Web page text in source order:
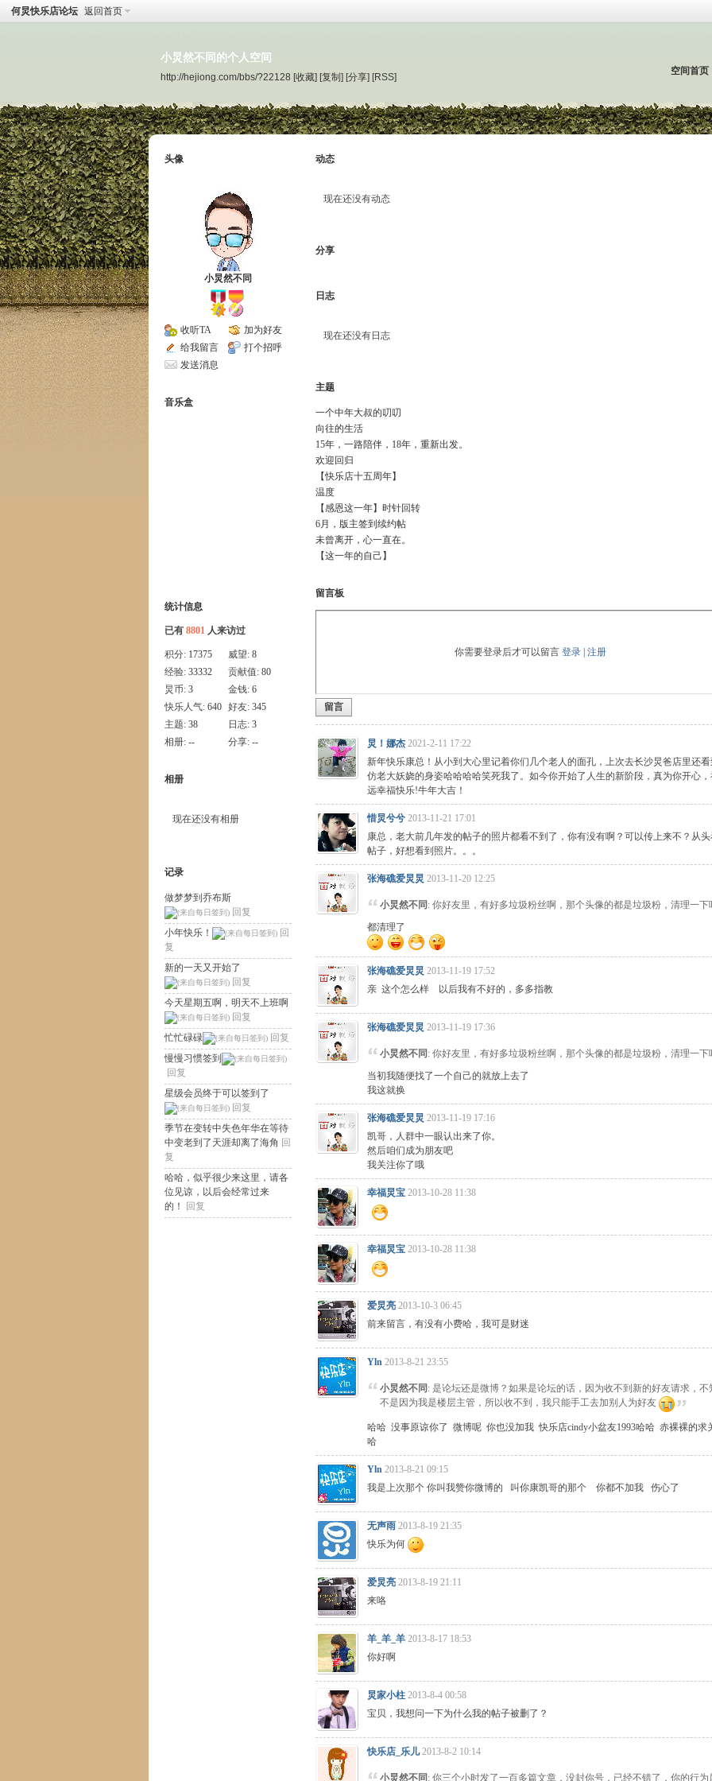
何炅快乐店论坛 返回首页
小炅然不同的个人空间
http://hejiong.com/bbs/?22128 [收藏] [复制] [分享] [RSS]
空间首页
头像
小炅然不同
收听TA
加为好友
给我留言
打个招呼
发送消息
音乐盒
统计信息
已有 8801 人来访过
积分: 17375 威望: 8
经验: 33332 贡献值: 80
炅币: 3 金钱: 6
快乐人气: 640 好友: 345
主题: 38 日志: 3
相册: -- 分享: --
相册
现在还没有相册
记录
做梦梦到乔布斯
回复
小年快乐！
回
复
新的一天又开始了
回复
今天星期五啊，明天不上班啊
回复
忙忙碌碌
回复
慢慢习惯签到
回复
星级会员终于可以签到了
回复
季节在变转中失色年华在等待
中变老到了天涯却离了海角 回
复
哈哈，似乎很少来这里，请各
位见谅，以后会经常过来
的！
回复
动态
现在还没有动态
分享
日志
现在还没有日志
主题
一个中年大叔的叨叨
向往的生活
15年，一路陪伴，18年，重新出发。
欢迎回归
【快乐店十五周年】
温度
【感恩这一年】时针回转
6月，版主签到续约帖
未曾离开，心一直在。
【这一年的自己】
留言板
你需要登录后才可以留言 登录| 注册
留言
炅！娜杰 2021-2-11 17:22
新年快乐康总！从小到大心里记着你们几个老人的面孔，上次去长沙炅爸店里还
仿老大妖娆的身姿哈哈哈哈笑死我了。如今你开始了人生的新阶段，真为你开心
远幸福快乐!牛年大吉！
惜炅兮兮 2013-11-21 17:01
康总，老大前几年发的帖子的照片都看不到了，你有没有啊？可以传上来不？从
帖子，好想看到照片。。。
张海礁爱炅炅 2013-11-20 12:25
小炅然不同 : 你好友里，有好多垃圾粉丝啊，那个头像的都是垃圾粉，清理一下
都清理了
张海礁爱炅炅 2013-11-19 17:52
亲 这个怎么样 以后我有不好的，多多指教
张海礁爱炅炅 2013-11-19 17:36
小炅然不同 : 你好友里，有好多垃圾粉丝啊，那个头像的都是垃圾粉，清理一下
当初我随便找了一个自己的就放上去了
我这就换
张海礁爱炅炅 2013-11-19 17:16
凯哥，人群中一眼认出来了你。
然后咱们成为朋友吧
我关注你了哦
幸福炅宝 2013-10-28 11:38
幸福炅宝 2013-10-28 11:38
爱炅亮 2013-10-3 06:45
前来留言，有没有小费哈，我可是财迷
Yln 2013-8-21 23:55
小炅然不同 : 是论坛还是微博？如果是论坛的话，因为收不到新的好友请求，不
不是因为我是楼层主管，所以收不到，我只能手工去加别人为好友
哈哈 没事原谅你了 微博呢 你也没加我 快乐店cindy小盆友1993哈哈 赤裸裸的求
哈
Yln 2013-8-21 09:15
我是上次那个 你叫我赞你微博的 叫你康凯哥的那个 你都不加我 伤心了
无声雨 2013-8-19 21:35
快乐为何
爱炅亮 2013-8-19 21:11
来咯
羊_羊_羊 2013-8-17 18:53
你好啊
炅家小柱 2013-8-4 00:58
宝贝，我想问一下为什么我的帖子被删了？
快乐店_乐儿 2013-8-2 10:14
小炅然不同: 你三个小时发了一百多篇文章，没封你号，已经不错了，你的行为